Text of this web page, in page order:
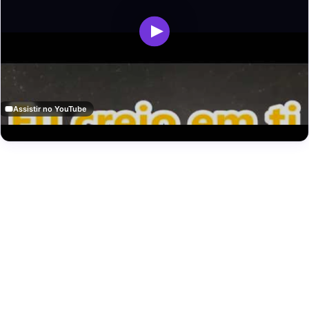
Assistir no YouTube